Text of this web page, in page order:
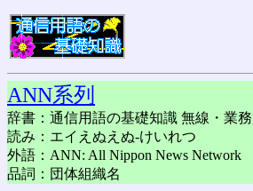
ANN系列
辞書：通信用語の基礎知識 無線・業
読み：エイえぬえぬ-けいれつ
外語：ANN: All Nippon News Network
品詞：団体組織名